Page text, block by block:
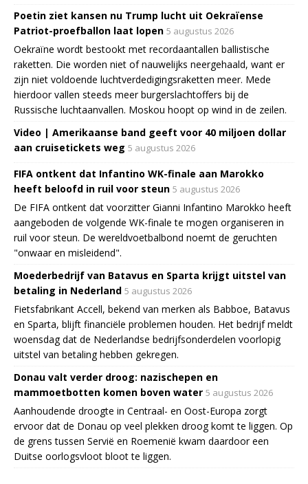
Poetin ziet kansen nu Trump lucht uit Oekraïense
Patriot-proefballon laat lopen 5 augustus 2026
Oekraïne wordt bestookt met recordaantallen ballistische
raketten. Die worden niet of nauwelijks neergehaald, want er
zijn niet voldoende luchtverdedigingsraketten meer. Mede
hierdoor vallen steeds meer burgerslachtoffers bij de
Russische luchtaanvallen. Moskou hoopt op wind in de zeilen.
Video | Amerikaanse band geeft voor 40 miljoen dollar
aan cruisetickets weg 5 augustus 2026
FIFA ontkent dat Infantino WK-finale aan Marokko
heeft beloofd in ruil voor steun 5 augustus 2026
De FIFA ontkent dat voorzitter Gianni Infantino Marokko heeft
aangeboden de volgende WK-finale te mogen organiseren in
ruil voor steun. De wereldvoetbalbond noemt de geruchten
"onwaar en misleidend".
Moederbedrijf van Batavus en Sparta krijgt uitstel van
betaling in Nederland 5 augustus 2026
Fietsfabrikant Accell, bekend van merken als Babboe, Batavus
en Sparta, blijft financiële problemen houden. Het bedrijf meldt
woensdag dat de Nederlandse bedrijfsonderdelen voorlopig
uitstel van betaling hebben gekregen.
Donau valt verder droog: nazischepen en
mammoetbotten komen boven water 5 augustus 2026
Aanhoudende droogte in Centraal- en Oost-Europa zorgt
ervoor dat de Donau op veel plekken droog komt te liggen. Op
de grens tussen Servië en Roemenië kwam daardoor een
Duitse oorlogsvloot bloot te liggen.